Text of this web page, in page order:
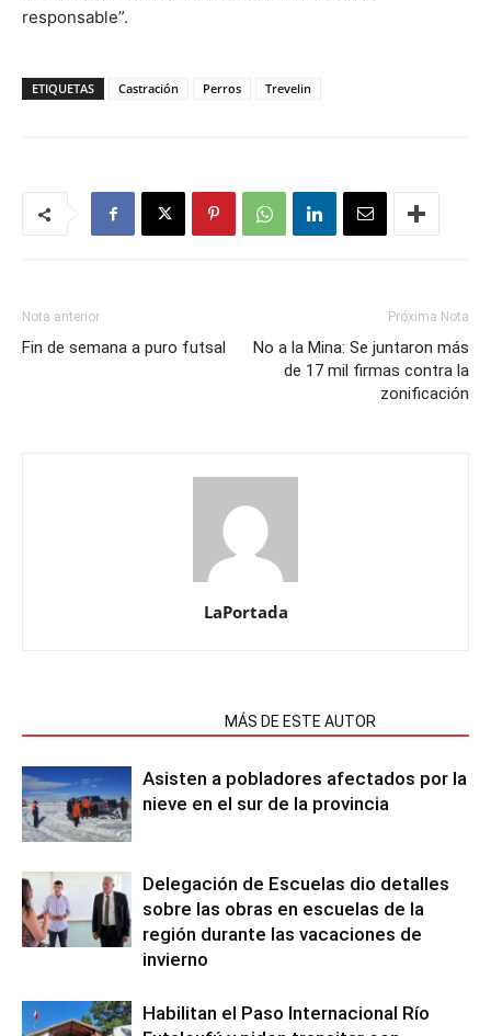
responsable”.
ETIQUETAS Castración Perros Trevelin
Nota anterior
Fin de semana a puro futsal
Próxima Nota
No a la Mina: Se juntaron más
de 17 mil firmas contra la
zonificación
LaPortada
MÁS DE ESTE AUTOR
Asisten a pobladores afectados por la
nieve en el sur de la provincia
Delegación de Escuelas dio detalles
sobre las obras en escuelas de la
región durante las vacaciones de
invierno
Habilitan el Paso Internacional Río